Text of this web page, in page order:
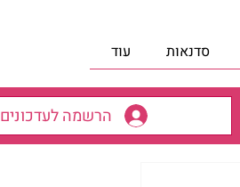
סדנאות עוד
הרשמה לעדכונים